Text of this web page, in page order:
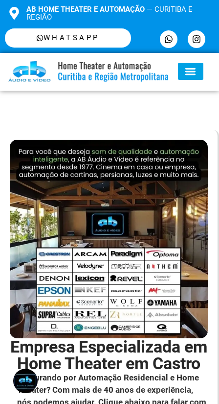
AB HOME THEATER E AUTOMAÇÃO— CURITIBA E
REGIÃO
WHATSAPP
Empresa Especializada em
Home Theater em Castro
Procurando por Automação Residencial e Home
Theater? Com mais de 40 anos de experiência,